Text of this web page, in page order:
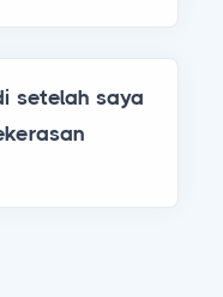
setelah saya